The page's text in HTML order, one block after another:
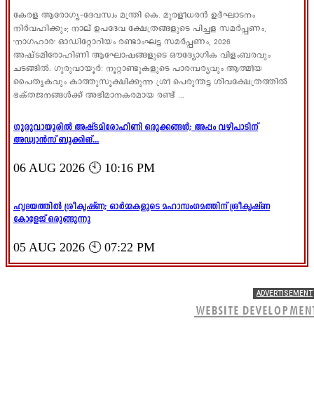
കേരള ആരോഗ്യ-ദേവസ്വം മന്ത്രി കെ. മുരളീധരൻ ഉദ്ഘാടനം
നിർവഹിക്കും; നാല് ഉപദേവ ക്ഷേത്രങ്ങളുടെ പിച്ചള സമർപ്പണം,
'നാഗഹാര' ഓഡിറ്റോറിയം രണ്ടാംഘട്ട സമർപ്പണം, 2026
അഷ്ടമിരോഹിണി ആഘോഷങ്ങളുടെ ഔദ്യോഗിക വിളംബരവും
ചടങ്ങിൽ. ഗുരുവായൂർ: നൂറ്റാണ്ടുകളുടെ പാരമ്പര്യവും ആത്മീയ
പൈതൃകവും കാത്തുസൂക്ഷിക്കുന്ന ശ്രീ പെരുന്തട്ട ശിവക്ഷേത്രത്തിൽ
ഭക്തജനങ്ങൾക്ക് അഭിമാനകരമായ രണ്ട് ...
ഗുരുവായൂരിൽ അഷ്ടമിരോഹിണി ഒരുക്കങ്ങൾ; അപ്പം വഴിപാടിന്
അഡ്വാൻസ് ബുക്കിങ്...
06 AUG 2026 🕙 10:16 PM
ഹൃദയത്തിൽ ശ്രീകൃഷ്ണ; ഓർമ്മകളുടെ മഹാസംഗമത്തിന് ശ്രീകൃഷ്ണ
കോളേജ് ഒരുങ്ങുന്നു
05 AUG 2026 🕙 07:22 PM
ADVERTISEMENT
WEBSITE